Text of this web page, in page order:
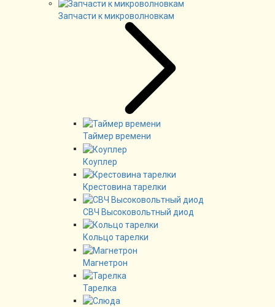
Запчасти к микроволновкам
Таймер времени
Коуплер
Крестовина тарелки
СВЧ Высоковольтный диод
Кольцо тарелки
Магнетрон
Тарелка